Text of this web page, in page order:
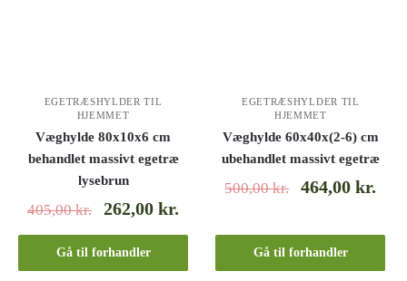
EGETRÆSHYLDER TIL
HJEMMET
Væghylde 80x10x6 cm
behandlet massivt egetræ
lysebrun
405,00kr. 262,00kr.
Gå til forhandler
EGETRÆSHYLDER TIL
HJEMMET
Væghylde 60x40x(2-6) cm
ubehandlet massivt egetræ
500,00kr. 464,00kr.
Gå til forhandler